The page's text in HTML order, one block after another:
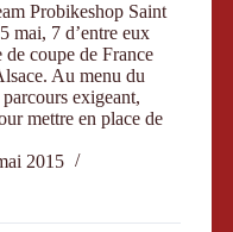
Probikeshop Saint
mai, 7 d’entre eux
de coupe de France
Au menu du
exigeant,
mettre en place de
2015